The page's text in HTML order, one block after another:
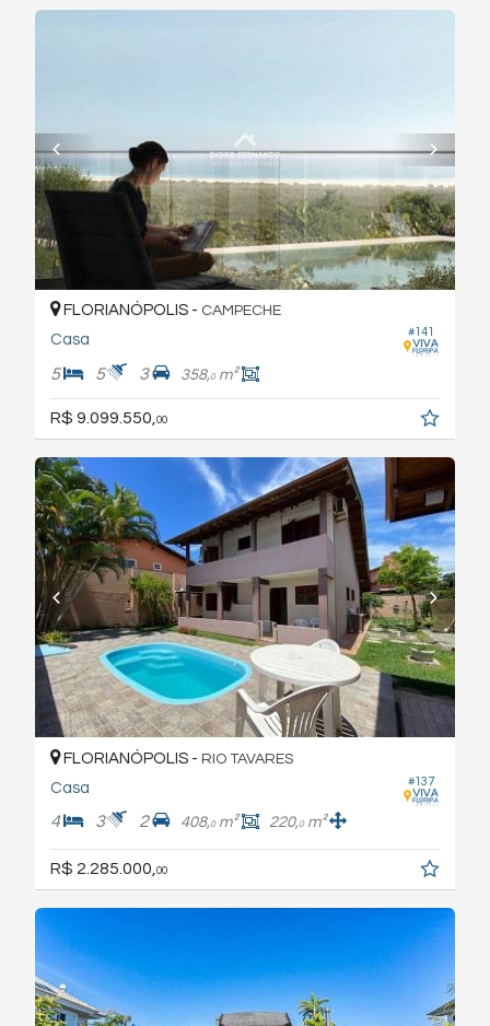
#141
FLORIANÓPOLIS - CAMPECHE
Casa
5 5 3 358,0m²
R$ 9.099.550,00
#137
FLORIANÓPOLIS - RIO TAVARES
Casa
4 3 2 408,0m² 220,0m²
R$ 2.285.000, 00